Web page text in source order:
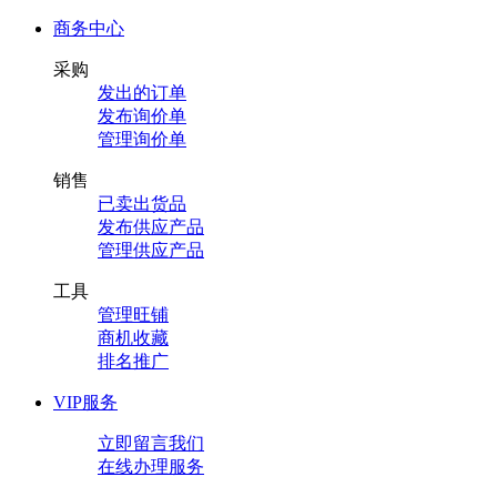
商务中心
采购
发出的订单
发布询价单
管理询价单
销售
已卖出货品
发布供应产品
管理供应产品
工具
管理旺铺
商机收藏
排名推广
VIP服务
立即留言我们
在线办理服务